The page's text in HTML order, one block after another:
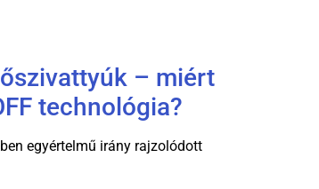
– miért
technológia?
egyértelmű irány rajzolódott